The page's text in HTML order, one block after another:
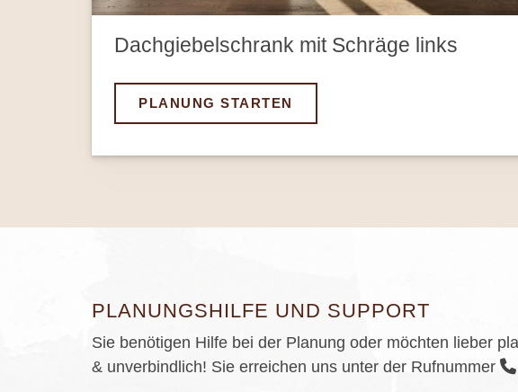
Dachgiebelschrank mit Schräge links
PLANUNG STARTEN
PLANUNGSHILFE UND SUPPORT
Sie benötigen Hilfe bei der Planung oder möchten lieber
& unverbindlich! Sie erreichen uns unter der Rufnummer